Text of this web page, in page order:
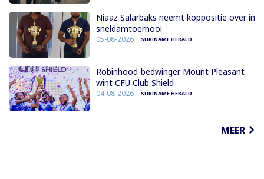
Niaaz Salarbaks neemt koppositie over in
sneldamtoernooi
05-08-2026 SURINAME HERALD
Robinhood-bedwinger Mount Pleasant
wint CFU Club Shield
04-08-2026 SURINAME HERALD
MEER